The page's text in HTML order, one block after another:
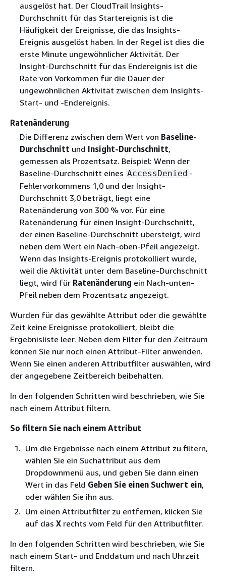
ausgelöst hat. Der CloudTrail Insights-
Durchschnitt für das Startereignis ist die
Häufigkeit der Ereignisse, die das Insights-
Ereignis ausgelöst haben. In der Regel ist dies die
erste Minute ungewöhnlicher Aktivität. Der
Insight-Durchschnitt für das Endereignis ist die
Rate von Vorkommen für die Dauer der
ungewöhnlichen Aktivität zwischen dem Insights-
Start- und -Endereignis.
Ratenänderung
Die Differenz zwischen dem Wert von Baseline-
Durchschnitt und Insight-Durchschnitt,
gemessen als Prozentsatz. Beispiel: Wenn der
Baseline-Durchschnitt eines AccessDenied -
Fehlervorkommens 1,0 und der Insight-
Durchschnitt 3,0 beträgt, liegt eine
Ratenänderung von 300 % vor. Für eine
Ratenänderung für einen Insight-Durchschnitt,
der einen Baseline-Durchschnitt übersteigt, wird
neben dem Wert ein Nach-oben-Pfeil angezeigt.
Wenn das Insights-Ereignis protokolliert wurde,
weil die Aktivität unter dem Baseline-Durchschnitt
liegt, wird für Ratenänderung ein Nach-unten-
Pfeil neben dem Prozentsatz angezeigt.
Wurden für das gewählte Attribut oder die gewählte
Zeit keine Ereignisse protokolliert, bleibt die
Ergebnisliste leer. Neben dem Filter für den Zeitraum
können Sie nur noch einen Attribut-Filter anwenden.
Wenn Sie einen anderen Attributfilter auswählen, wird
der angegebene Zeitbereich beibehalten.
In den folgenden Schritten wird beschrieben, wie Sie
nach einem Attribut filtern.
So filtern Sie nach einem Attribut
Um die Ergebnisse nach einem Attribut zu filtern,
wählen Sie ein Suchattribut aus dem
Dropdownmenü aus, und geben Sie dann einen
Wert in das Feld Geben Sie einen Suchwert ein,
oder wählen Sie ihn aus.
Um einen Attributfilter zu entfernen, klicken Sie
auf das X rechts vom Feld für den Attributfilter.
In den folgenden Schritten wird beschrieben, wie Sie
nach einem Start- und Enddatum und nach Uhrzeit
filtern.